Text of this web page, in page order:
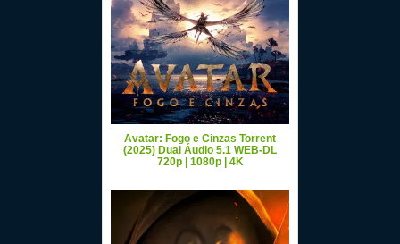
Avatar: Fogo e Cinzas Torrent
(2025) Dual Áudio 5.1 WEB-DL
720p | 1080p | 4K